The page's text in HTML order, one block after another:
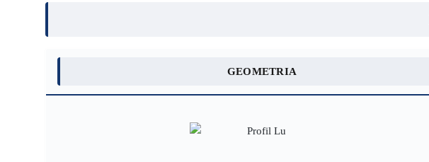
GEOMETRIA